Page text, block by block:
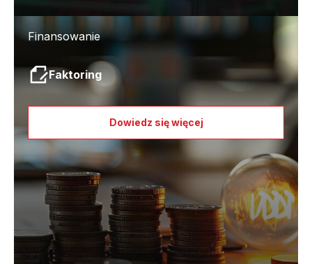
Finansowanie
Faktoring
Dowiedz się więcej